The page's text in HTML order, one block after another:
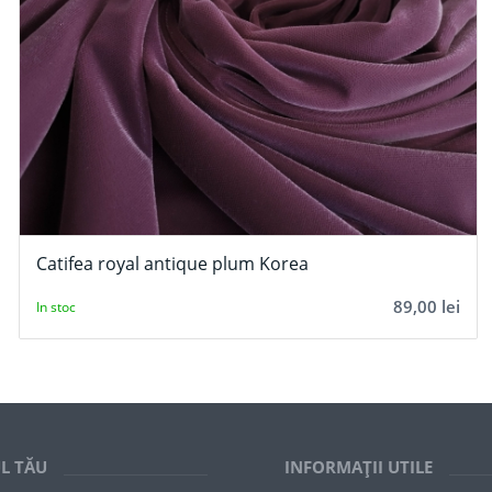
Catifea royal antique plum Korea
89,00 lei
In stoc
TĂU INFORMAȚII UTILE